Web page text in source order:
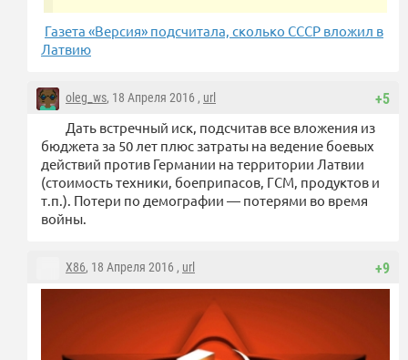
Газета «Версия» подсчитала, сколько СССР вложил в
Латвию
+5
oleg_ws, 18 Апреля 2016 , url
Дать встречный иск, подсчитав все вложения из
бюджета за 50 лет плюс затраты на ведение боевых
действий против Германии на территории Латвии
(стоимость техники, боеприпасов, ГСМ, продуктов и
т.п.). Потери по демографии — потерями во время
войны.
+9
X86, 18 Апреля 2016 , url